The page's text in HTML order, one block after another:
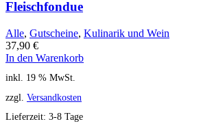
Fleischfondue
Alle, Gutscheine, Kulinarik und Wein
37,90 €
In den Warenkorb
inkl. 19 % MwSt.
zzgl. Versandkosten
Lieferzeit: 3-8 Tage